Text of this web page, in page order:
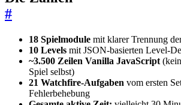
#
18 Spielmodule mit klarer Trennung
10 Levels mit JSON-basierten Level-
~3.500 Zeilen Vanilla JavaScript
Spiel selbst)
21 Watchfire-Aufgaben vom ersten
Fehlerbehebung